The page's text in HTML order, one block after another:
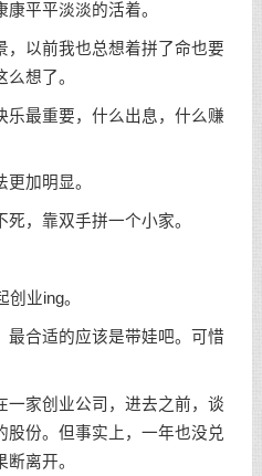
平平淡淡的活着。
以前我也总想着拼了命也要
想了。
最重要，什么出息，什么赚
加明显。
，靠双手拼一个小家。
业ing。
合适的应该是带娃吧。可惜
家创业公司，进去之前，谈
份。但事实上，一年也没兑
离开。